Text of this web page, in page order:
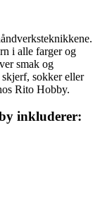
i alle farger og
smak og
skjerf, sokker eller
Rito Hobby.
inkluderer: